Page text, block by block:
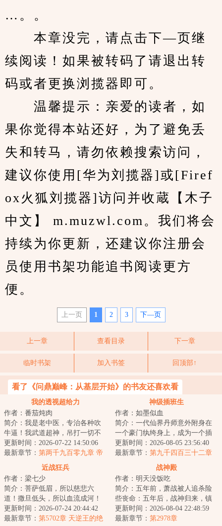
…。。
本章没完，请点击下—页继
续阅读！如果被转码了请退出转
码或者更换浏揽器即可。
温馨提示：亲爱的读者，如
果你觉得本站还好，为了避免丢
失和转马，请勿依赖搜索访问，
建议你使用[华为刘揽器]或[Firef
ox火狐刘揽器]访问并收蔵【木子
中文】 m.muzwl.com。我们将会
持续为你更新，还建议你注册会
员使用书架功能追书阅读更方
便。
上一页 1 2 3 下—页
上一章 查看目录 下一章
临时书架 加入书签 回顶部↑
看了《问鼎巅峰：从基层开始》的书友还喜欢看
我的透视超给力
作者：番茄炖肉
简介：我是老中医，专治各种吹
牛逼！我武道超神，吊打一切不
服气！秦飞偶得神秘传承，拥有
神眼，从此医术...
更新时间：2026-07-22 14:50:06
最新章节： 第两千九百零九章 帝
境（大结局）
神级插班生
作者：如墨似血
简介：一代仙界丹师意外附身在
一个豪门纨绔身上，成为一个插
班生，以一身神奇仙术，混迹于
美女丛中，在都...
更新时间：2026-08-05 23:56:40
最新章节： 第九千四百三十二章
近战狂兵
作者：梁七少
简介：菩萨低眉，所以慈悲六
道！撒旦低头，所以血流成河！
以撒旦之名，专职杀戮，他要当
最强的那个男人！...
更新时间：2026-07-24 20:44:42
最新章节： 第5702章 天逆王的绝
战神殿
作者：明天没饭吃
简介：五年前，萧战被人追杀险
些丧命：五年后，战神归来，镇
压世间一切宵小。...
更新时间：2026-08-04 22:48:59
最新章节： 第2978章